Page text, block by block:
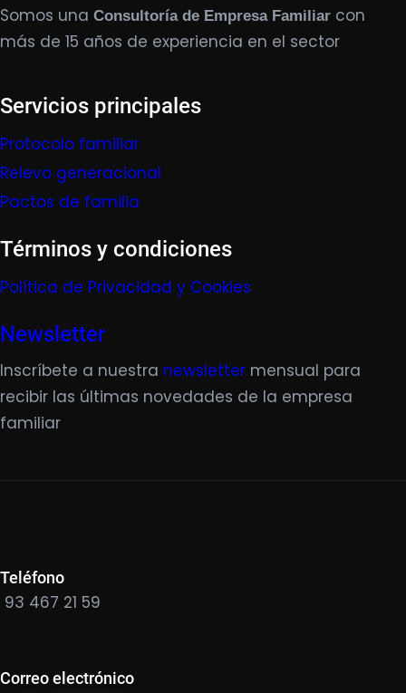
Somos una Consultoría de Empresa Familiar con
más de 15 años de experiencia en el sector
Servicios principales
Protocolo familiar
Relevo generacional
Pactos de familia
Términos y condiciones
Política de Privacidad y Cookies
Newsletter
Inscríbete a nuestra newsletter mensual para
recibir las últimas novedades de la empresa
familiar
Teléfono
93 467 21 59
Correo electrónico